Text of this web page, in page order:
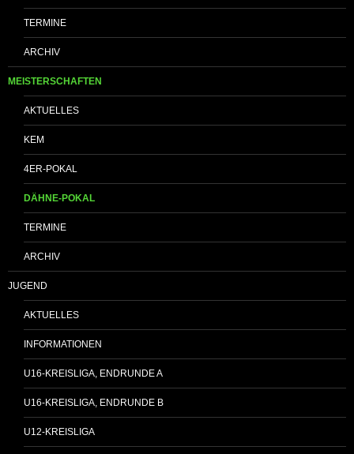
TERMINE
ARCHIV
MEISTERSCHAFTEN
AKTUELLES
KEM
4ER-POKAL
DÄHNE-POKAL
TERMINE
ARCHIV
JUGEND
AKTUELLES
INFORMATIONEN
U16-KREISLIGA, ENDRUNDE A
U16-KREISLIGA, ENDRUNDE B
U12-KREISLIGA